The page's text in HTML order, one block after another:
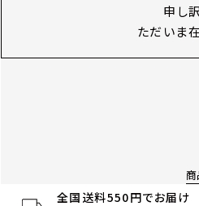
申し
ただいま
全国送料550円でお届け